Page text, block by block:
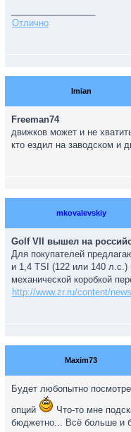
Отлично
Imian
Freeman74
движков может и не
кто ездил на заводском и
mkovalevskiy
Golf VII вышел на
Для покупателей
и 1,4 TSI (122 или 140 л.с.)
механической коробкой
http://www.zr.ru/content/
Maxim73
Будет любопытно
опций
Что-то мне
бюджетно... Всё больше и